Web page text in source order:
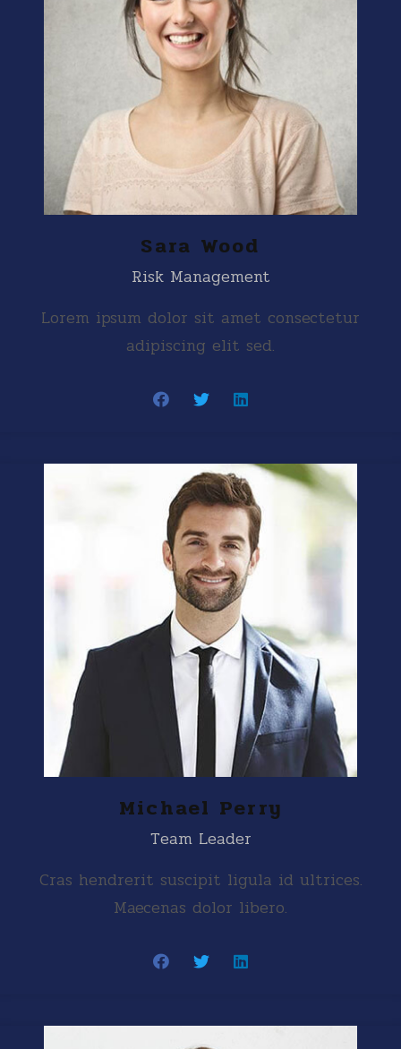
Sara Wood
Risk Management
Lorem ipsum dolor sit amet consectetur
adipiscing elit sed.
Michael Perry
Team Leader
Cras hendrerit suscipit ligula id ultrices.
Maecenas dolor libero.